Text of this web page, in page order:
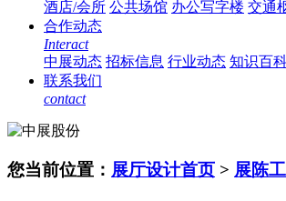
酒店/会所 公共场馆 办公写字楼 交通
合作动态
Interact
中展动态 招标信息 行业动态 知识百
联系我们
contact
您当前位置： 展厅设计首页 > 展陈